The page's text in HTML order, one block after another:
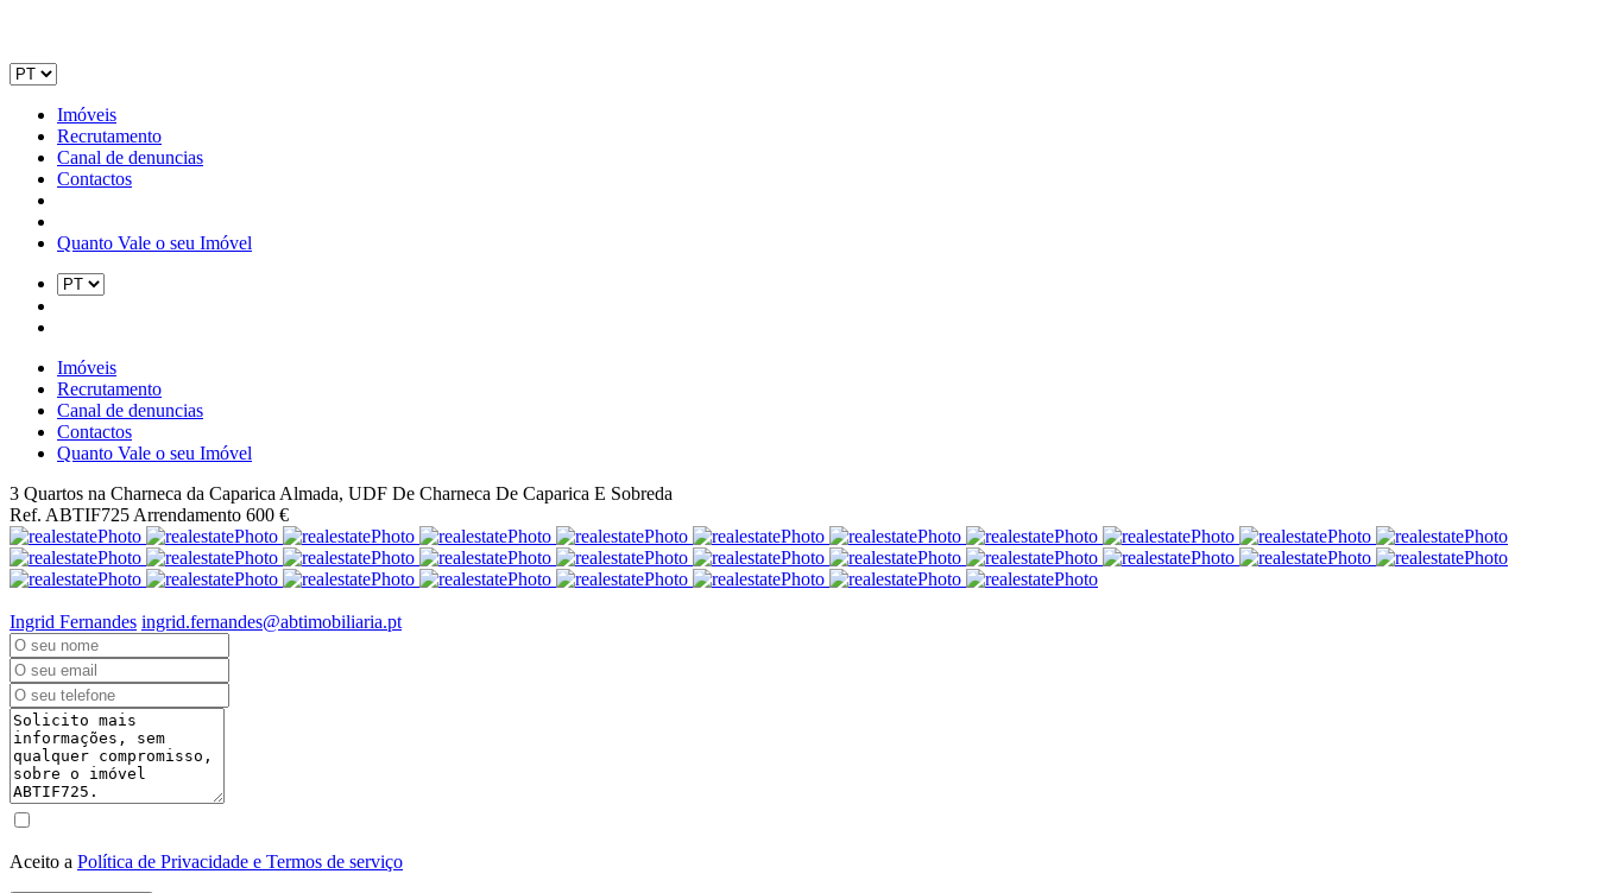
Imóveis
Recrutamento
Canal de denuncias
Contactos
Quanto Vale o seu Imóvel
Imóveis
Recrutamento
Canal de denuncias
Contactos
Quanto Vale o seu Imóvel
3 Quartos na Charneca da Caparica Almada, UDF De Charneca De Caparica E Sobreda
Ref. ABTIF725 Arrendamento 600 €
Ingrid Fernandes ingrid.fernandes@abtimobiliaria.pt
Aceito a Política de Privacidade e Termos de serviço